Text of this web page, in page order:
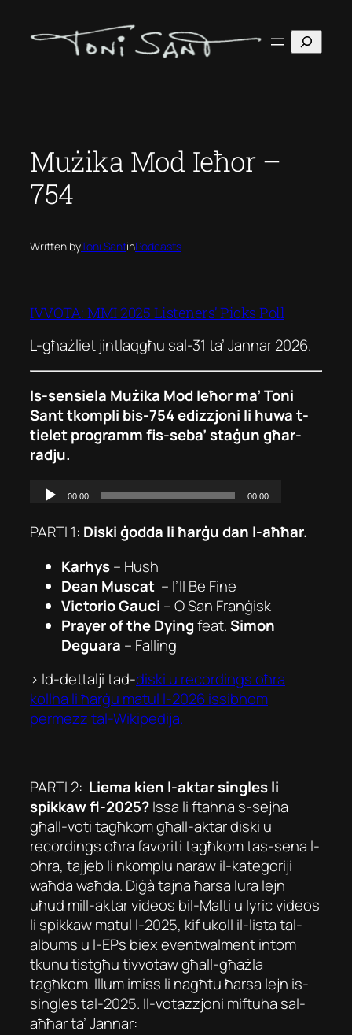
Search
Mużika Mod Ieħor –
754
Written byToni SantinPodcasts
IVVOTA: MMI 2025 Listeners’ Picks Poll
L-għażliet jintlaqgħu sal-31 ta’ Jannar 2026.
Is-sensiela Mużika Mod Ieħor ma’ Toni
Sant tkompli bis-754 edizzjoni li huwa t-
tielet programm fis-seba’ staġun għar-
radju.
PARTI 1: Diski ġodda li ħarġu dan l-aħħar.
Karhys– Hush
Dean Muscat – I’ll Be Fine
Victorio Gauci –O San Franġisk
Prayer of the Dyingfeat.Simon
Deguara – Falling
> Id-dettalji tad-diski u recordings oħra
kollha li ħarġu matul l-2026 issibhom
permezz tal-Wikipedija.
PARTI 2: Liema kien l-aktar singles li
spikkaw fl-2025?Issa li ftaħna s-sejħa
għall-voti tagħkom għall-aktar diski u
recordings oħra favoriti tagħkom tas-sena l-
oħra, tajjeb li nkomplu naraw il-kategoriji
waħda waħda. Diġà tajna ħarsa lura lejn
uħud mill-aktar videos bil-Malti u lyric videos
li spikkaw matul l-2025, kif ukoll il-lista tal-
albums u l-EPs biex eventwalment intom
tkunu tistgħu tivvotaw għall-għażla
tagħkom. Illum imiss li nagħtu ħarsa lejn is-
singles tal-2025. Il-votazzjoni miftuħa sal-
aħħar ta’ Jannar: